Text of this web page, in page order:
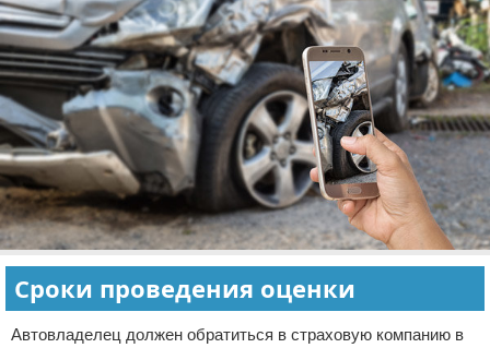
Сроки проведения оценки
Автовладелец должен обратиться в страховую компанию в